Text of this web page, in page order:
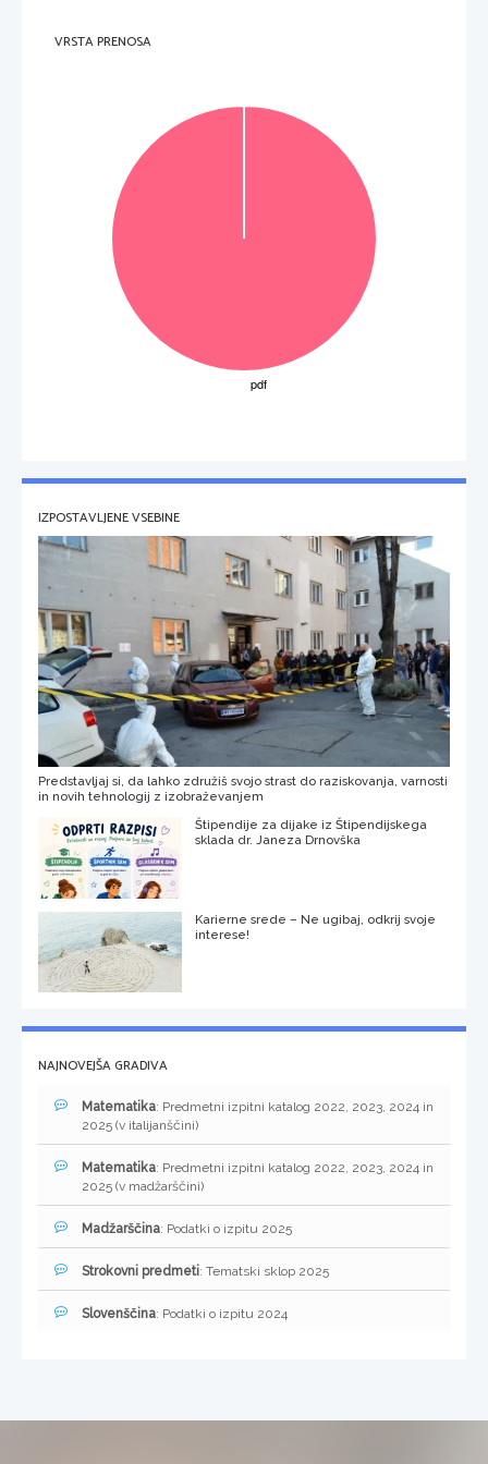
VRSTA PRENOSA
IZPOSTAVLJENE VSEBINE
Predstavljaj si, da lahko združiš svojo strast do raziskovanja, varnosti
in novih tehnologij z izobraževanjem
Štipendije za dijake iz Štipendijskega
sklada dr. Janeza Drnovška
Karierne srede – Ne ugibaj, odkrij svoje
interese!
NAJNOVEJŠA GRADIVA
Matematika: Predmetni izpitni katalog 2022, 2023, 2024 in
2025 (v italijanščini)
Matematika: Predmetni izpitni katalog 2022, 2023, 2024 in
2025 (v madžarščini)
Madžarščina: Podatki o izpitu 2025
Strokovni predmeti: Tematski sklop 2025
Slovenščina: Podatki o izpitu 2024